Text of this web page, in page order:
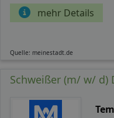
mehr Details
Quelle: meinestadt.de
Schweißer (m/ w/